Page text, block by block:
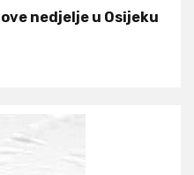
nedjelje u Osijeku